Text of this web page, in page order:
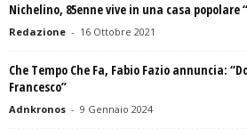
Nichelino, 85enne vive in una casa popolare
Redazione - 16 Ottobre 2021
Che Tempo Che Fa, Fabio Fazio annuncia:
Francesco”
Adnkronos - 9 Gennaio 2024